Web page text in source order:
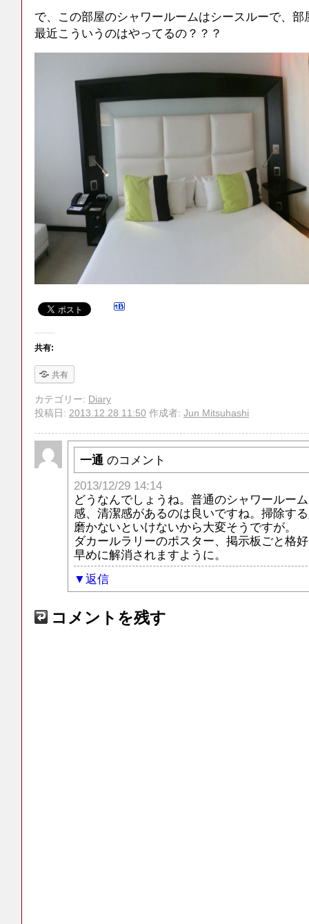
で、この部屋のシャワールームはシースルーで、部
最近こういうのはやってるの？？？
共有:
共有
カテゴリー: Diary
投稿日: 2013.12.28 11:50 作成者: Jun Mitsuhashi
一通 のコメント
2013/12/29 14:14
どうなんでしょうね。普通のシャワールー
感、清潔感があるのは良いですね。掃除す
磨かないといけないから大変そうですが。
ダカールラリーのポスター、掲示板ごと格
早めに解消されますように。
返信
コメントを残す